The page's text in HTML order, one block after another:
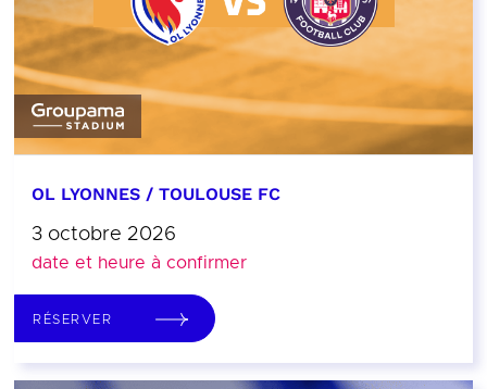
OL LYONNES / TOULOUSE FC
3 octobre 2026
date et heure à confirmer
RÉSERVER